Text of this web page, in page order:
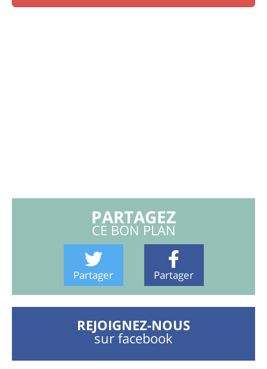
PARTAGEZ
CE BON PLAN
Partager Partager
REJOIGNEZ-NOUS
sur facebook